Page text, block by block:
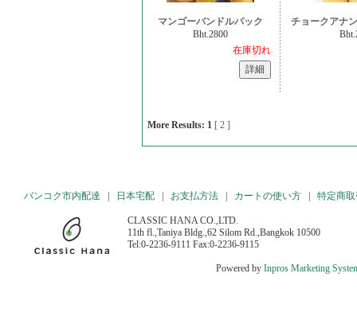
マンゴーバンドルパック
Bht.2800
在庫切れ
チョークアナ
More Results: 1 [ 2 ]
バンコク市内配達 日本宅配 お支払方法 カートの使い方 特定商
CLASSIC HANA CO.,LTD.
11th fl.,Taniya Bldg.,62 Silom Rd.,Bangkok 10500
Tel:0-2236-9111 Fax:0-2236-9115
Powered by Inpros Marketing